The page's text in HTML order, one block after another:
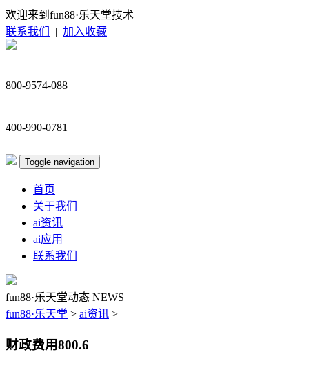
欢迎来到fun88·乐天堂技术
联系我们
| 加入收藏
800-9574-088
400-990-0781
Toggle navigation
首页
关于我们
ai资讯
ai应用
联系我们
fun88·乐天堂动态 NEWS
fun88·乐天堂 > ai资讯 >
财政费用800.6